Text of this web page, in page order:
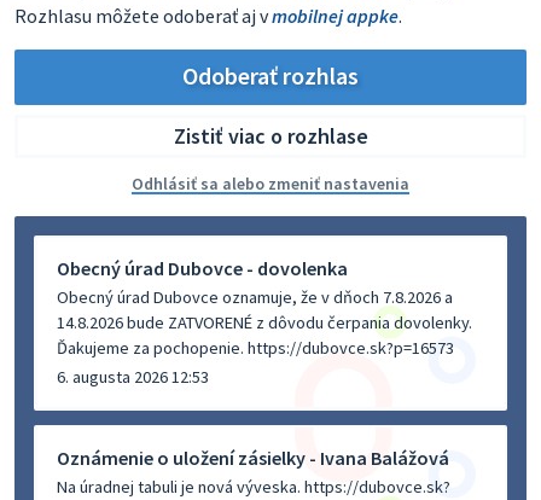
Rozhlasu môžete odoberať aj vmobilnej appke.
Odoberať rozhlas
Zistiť viac o rozhlase
Odhlásiť sa alebo zmeniť nastavenia
Obecný úrad Dubovce - dovolenka
Obecný úrad Dubovce oznamuje, že v dňoch 7.8.2026 a
14.8.2026 bude ZATVORENÉ z dôvodu čerpania dovolenky.
Ďakujeme za pochopenie. https://dubovce.sk?p=16573
6. augusta 2026 12:53
Oznámenie o uložení zásielky - Ivana Balážová
Na úradnej tabuli je nová výveska. https://dubovce.sk?